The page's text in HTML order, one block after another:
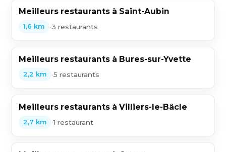
Meilleurs restaurants à Saint-Aubin
1,6 km •3 restaurants
Meilleurs restaurants à Bures-sur-Yvette
2,2 km •5 restaurants
Meilleurs restaurants à Villiers-le-Bâcle
2,7 km •1 restaurant